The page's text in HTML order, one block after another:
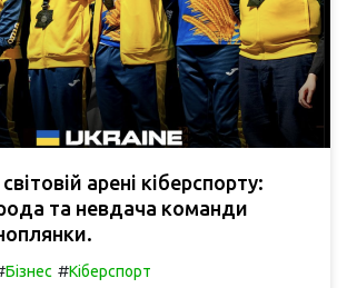
арені кіберспорту:
та невдача команди
Бізнес #Кіберспорт